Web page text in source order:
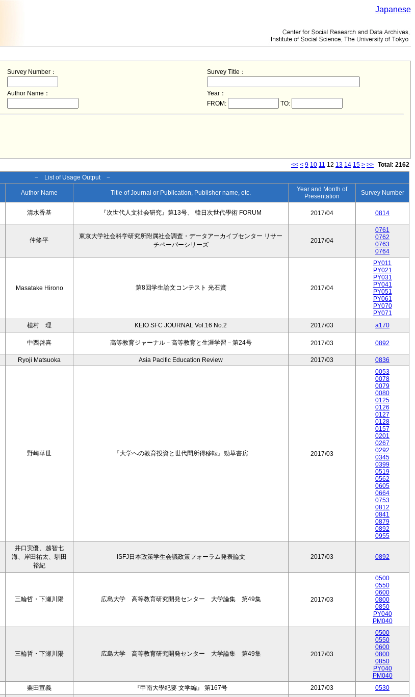
Japanese
Survey Number： Survey Title：
Author Name：
Year：
FROM:
TO:
<< < 9 10 11 12 13 14 15 > >> Total: 2162
− List of Usage Output −
Author Name Title of Journal or Publication, Publisher name, etc.
Year and Month of
Presentation
Survey Number
清水香基 『次世代人文社会研究』第13号、 韓日次世代學術 FORUM 2017/04 0814
仲修平
東京大学社会科学研究所附属社会調査・データアーカイブセンター リサー
チペーパーシリーズ
2017/04
0761
0762
0763
0764
Masatake Hirono 第8回学生論文コンテスト 光石賞 2017/04
PY011
PY021
PY031
PY041
PY051
PY061
PY070
PY071
植村 理 KEIO SFC JOURNAL Vol.16 No.2 2017/03
a170
中西啓喜 高等教育ジャーナル－高等教育と生涯学習－第24号 2017/03 0892
Ryoji Matsuoka Asia Pacific Education Review 2017/03 0836
野崎華世 『大学への教育投資と世代間所得移転』勁草書房 2017/03
0053
0078
0079
0080
0125
0126
0127
0128
0157
0201
0267
0292
0345
0399
0519
0562
0605
0664
0753
0812
0841
0879
0892
0955
井口実優、越智七
海、岸田祐太、馴田
裕紀
ISFJ日本政策学生会議政策フォーラム発表論文 2017/03 0892
三輪哲・下瀬川陽 広島大学 高等教育研究開発センター 大学論集 第49集 2017/03
0500
0550
0600
0800
0850
PY040
PM040
三輪哲・下瀬川陽 広島大学 高等教育研究開発センター 大学論集 第49集 2017/03
0500
0550
0600
0800
0850
PY040
PM040
栗田宣義 『甲南大學紀要 文学編』 第167号 2017/03 0530